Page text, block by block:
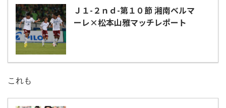
Ｊ１-２ｎｄ-第１０節 湘南ベルマ
ーレ×松本山雅マッチレポート
これも